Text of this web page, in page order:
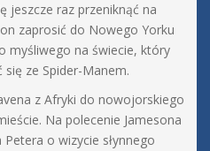
jeszcze raz przeniknąć na
zaprosić do Nowego Yorku
myśliwego na świecie, który
się ze Spider-Manem.
z Afryki do nowojorskiego
Na polecenie Jamesona
o wizycie słynnego